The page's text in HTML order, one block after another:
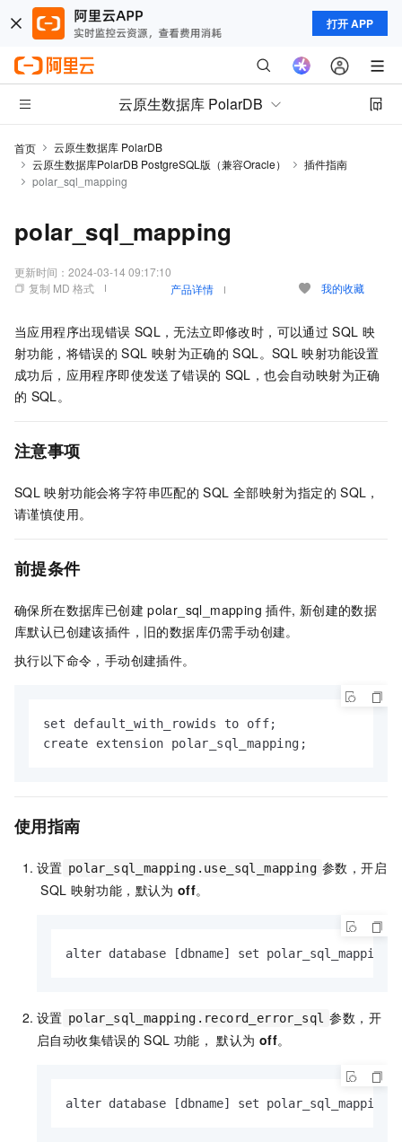
打开 APP
云原生数据库 PolarDB
首页
云原生数据库 PolarDB
云原生数据库PolarDB PostgreSQL版（兼容Oracle）
插件指南
polar_sql_mapping
polar_sql_mapping
更新时间： 2024-03-14 09:17:10
复制 MD 格式
产品详情 我的收藏
当应用程序出现错误 SQL，无法立即修改时，可以通过 SQL 映
射功能，将错误的 SQL 映射为正确的 SQL。SQL 映射功能设置
成功后，应用程序即使发送了错误的 SQL，也会自动映射为正确
的 SQL。
注意事项
SQL 映射功能会将字符串匹配的 SQL 全部映射为指定的 SQL，
请谨慎使用。
前提条件
确保所在数据库已创建 polar_sql_mapping 插件, 新创建的数据
库默认已创建该插件，旧的数据库仍需手动创建。
执行以下命令，手动创建插件。
set default_with_rowids to off;
create extension polar_sql_mapping;
使用指南
设置 polar_sql_mapping.use_sql_mapping 参数，开启
SQL 映射功能，默认为 off。
alter database [dbname] set
设置 polar_sql_mapping.record_error_sql 参数，开
启自动收集错误的 SQL 功能， 默认为 off。
alter database [dbname] set